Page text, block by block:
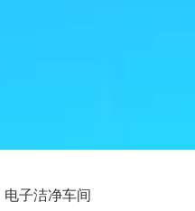
电子洁净车间